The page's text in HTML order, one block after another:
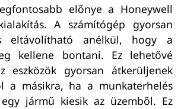
előnye a Honeywell
A számítógép gyorsan
eltávolítható anélkül, hogy a
kellene bontani. Ez lehetővé
eszközök gyorsan átkerüljenek
a másikra, ha a munkaterhelés
jármű kiesik az üzemből. Ez